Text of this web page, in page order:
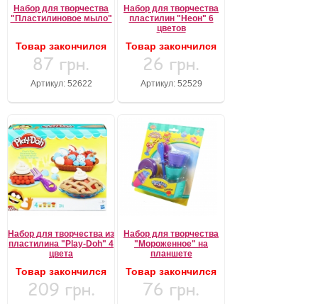
Набор для творчества
"Пластилиновое мыло"
Товар закончился
87 грн.
Артикул: 52622
Набор для творчества
пластилин "Неон" 6
цветов
Товар закончился
26 грн.
Артикул: 52529
Набор для творчества из
пластилина "Play-Doh" 4
цвета
Товар закончился
209 грн.
Набор для творчества
"Мороженное" на
планшете
Товар закончился
76 грн.